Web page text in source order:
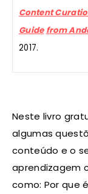
Content
Guide from
2017.
Neste livro
algumas
conteúdo e o
aprendizagem
como: Por que